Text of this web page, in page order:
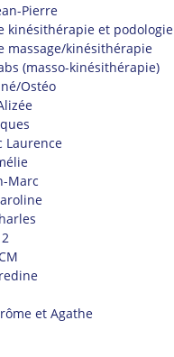
Pierre
kinésithérapie et podologie
massage/kinésithérapie
(masso-kinésithérapie)
Ostéo
Laurence
Marc
et Agathe